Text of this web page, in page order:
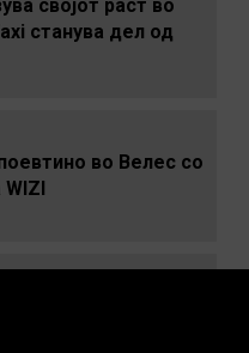
својот раст во
станува дел од
во Велес со